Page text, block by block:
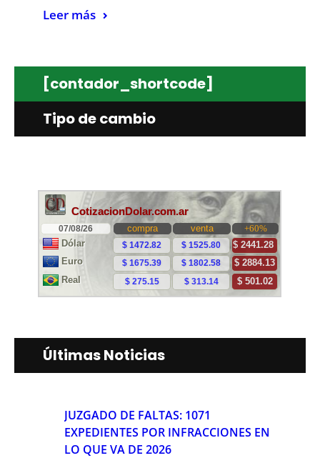
Leer más
[contador_shortcode]
Tipo de cambio
Últimas Noticias
JUZGADO DE FALTAS: 1071
EXPEDIENTES POR INFRACCIONES EN
LO QUE VA DE 2026